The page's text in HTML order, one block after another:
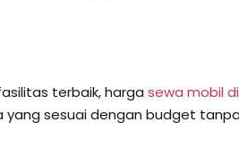
terbaik, harga sewa mobil
yang sesuai dengan budget